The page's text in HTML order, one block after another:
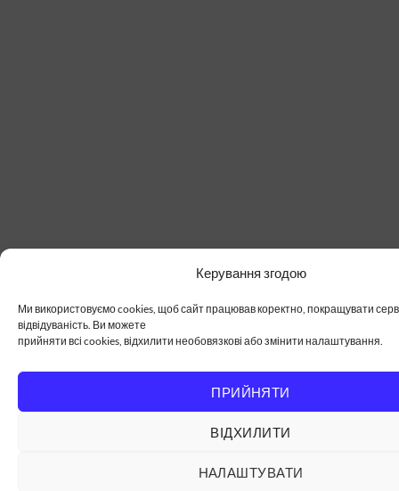
Керування згодою
Ми використовуємо cookies, щоб сайт працював коректно, покращувати
відвідуваність. Ви можете
прийняти всі cookies, відхилити необовязкові або змінити налаштування.
ПРИЙНЯТИ
ВІДХИЛИТИ
НАЛАШТУВАТИ